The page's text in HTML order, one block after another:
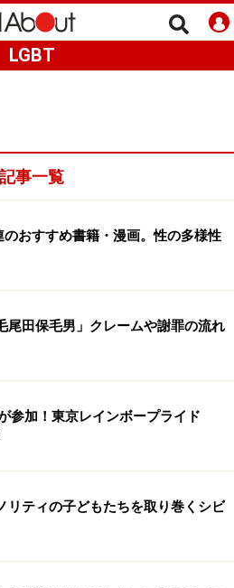
LGBT
記事一覧
のおすすめ書籍・漫画。性の多様性
尾田保毛男」クレームや謝罪の流れ
参加！東京レインボープライド
リティの子どもたちを取り巻くシビ